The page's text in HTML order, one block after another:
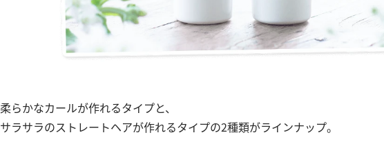
柔らかなカールが作れるタイプと、
サラサラのストレートヘアが作れるタイプの2種類がラインナップ。